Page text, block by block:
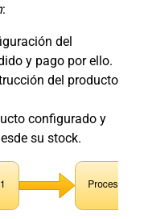
:
del
y pago por ello.
del producto
configurado y
su stock.